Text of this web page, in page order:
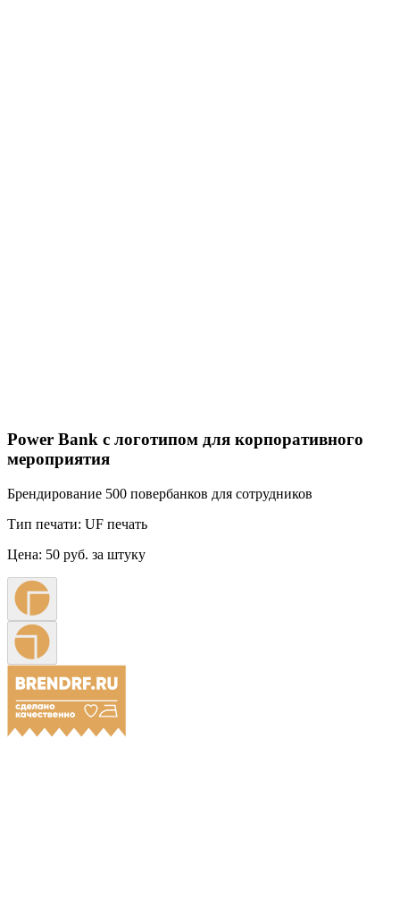
Power Bank с логотипом для корпоративного
мероприятия
Брендирование 500 повербанков для сотрудников
Тип печати: UF печать
Цена: 50 руб. за штуку